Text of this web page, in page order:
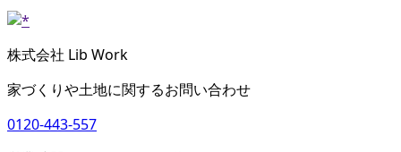
株式会社 Lib Work
家づくりや土地に関するお問い合わせ
0120-443-557